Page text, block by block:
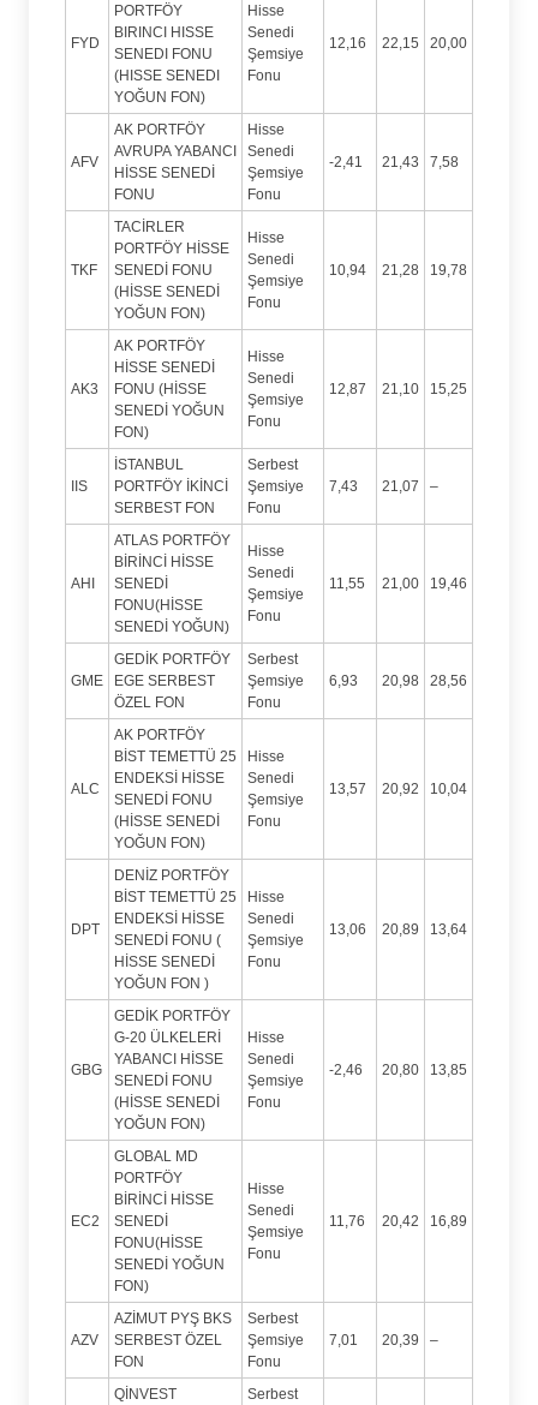
FYD
PORTFÖY
BIRINCI HISSE
SENEDI FONU
(HISSE SENEDI
YOĞUN FON)
Hisse
Senedi
Şemsiye
Fonu
12,16 22,15 20,00
AFV
AK PORTFÖY
AVRUPA YABANCI
HİSSE SENEDİ
FONU
Hisse
Senedi
Şemsiye
Fonu
-2,41 21,43 7,58
TKF
TACİRLER
PORTFÖY HİSSE
SENEDİ FONU
(HİSSE SENEDİ
YOĞUN FON)
Hisse
Senedi
Şemsiye
Fonu
10,94 21,28 19,78
AK3
AK PORTFÖY
HİSSE SENEDİ
FONU (HİSSE
SENEDİ YOĞUN
FON)
Hisse
Senedi
Şemsiye
Fonu
12,87 21,10 15,25
IIS
İSTANBUL
PORTFÖY İKİNCİ
SERBEST FON
Serbest
Şemsiye
Fonu
7,43 21,07 –
AHI
ATLAS PORTFÖY
BİRİNCİ HİSSE
SENEDİ
FONU(HİSSE
SENEDİ YOĞUN)
Hisse
Senedi
Şemsiye
Fonu
11,55 21,00 19,46
GME
GEDİK PORTFÖY
EGE SERBEST
ÖZEL FON
Serbest
Şemsiye
Fonu
6,93 20,98 28,56
ALC
AK PORTFÖY
BİST TEMETTÜ 25
ENDEKSİ HİSSE
SENEDİ FONU
(HİSSE SENEDİ
YOĞUN FON)
Hisse
Senedi
Şemsiye
Fonu
13,57 20,92 10,04
DPT
DENİZ PORTFÖY
BİST TEMETTÜ 25
ENDEKSİ HİSSE
SENEDİ FONU (
HİSSE SENEDİ
YOĞUN FON )
Hisse
Senedi
Şemsiye
Fonu
13,06 20,89 13,64
GBG
GEDİK PORTFÖY
G-20 ÜLKELERİ
YABANCI HİSSE
SENEDİ FONU
(HİSSE SENEDİ
YOĞUN FON)
Hisse
Senedi
Şemsiye
Fonu
-2,46 20,80 13,85
EC2
GLOBAL MD
PORTFÖY
BİRİNCİ HİSSE
SENEDİ
FONU(HİSSE
SENEDİ YOĞUN
FON)
Hisse
Senedi
Şemsiye
Fonu
11,76 20,42 16,89
AZV
AZİMUT PYŞ BKS
SERBEST ÖZEL
FON
Serbest
Şemsiye
Fonu
7,01 20,39 –
QİNVEST
Serbest